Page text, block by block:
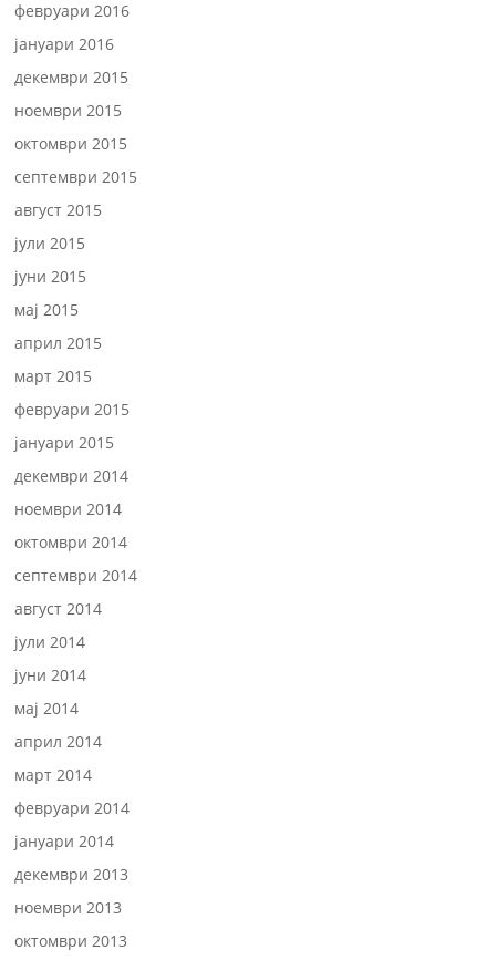
февруари 2016
јануари 2016
декември 2015
ноември 2015
октомври 2015
септември 2015
август 2015
јули 2015
јуни 2015
мај 2015
април 2015
март 2015
февруари 2015
јануари 2015
декември 2014
ноември 2014
октомври 2014
септември 2014
август 2014
јули 2014
јуни 2014
мај 2014
април 2014
март 2014
февруари 2014
јануари 2014
декември 2013
ноември 2013
октомври 2013